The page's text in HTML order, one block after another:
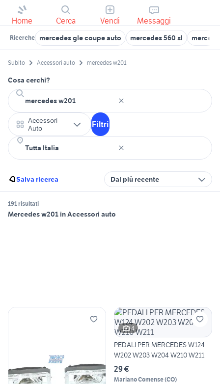
Home Cerca Vendi Messaggi
Ricerche mercedes gle coupe auto mercedes 560 sl
Subito Accessori auto mercedes w201
Cosa cerchi?
Accessori
Auto
Filtri
Salva ricerca Dal più recente
191 risultati
Mercedes w201 in Accessori auto
4
PEDALI PER MERCEDES W124
W202 W203 W204 W210 W211
29 €
Mariano Comense(CO)